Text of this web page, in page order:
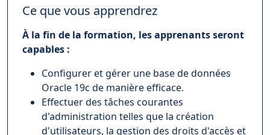
Ce que vous apprendrez
À la fin de la formation, les apprenants seront
capables :
Configurer et gérer une base de données
Oracle 19c de manière efficace.
Effectuer des tâches courantes
d'administration telles que la création
d'utilisateurs, la gestion des droits d'accès et